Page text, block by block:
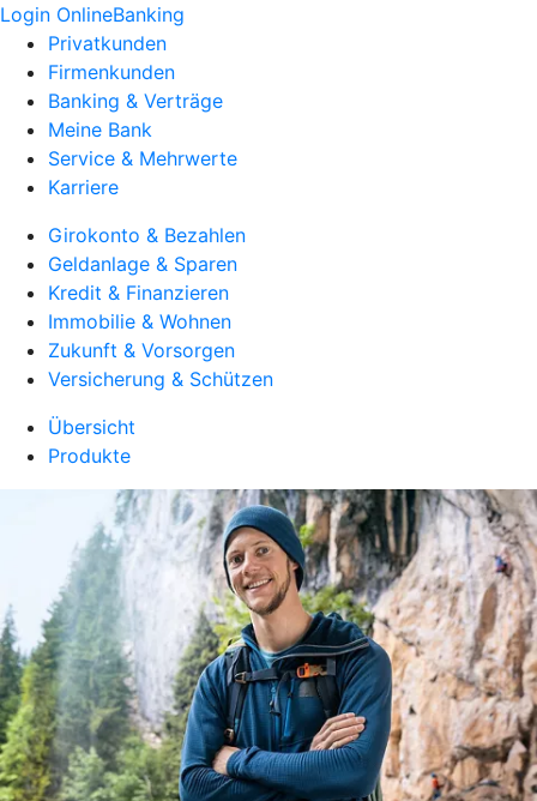
Login OnlineBanking
Privatkunden
Firmenkunden
Banking & Verträge
Meine Bank
Service & Mehrwerte
Karriere
Girokonto & Bezahlen
Geldanlage & Sparen
Kredit & Finanzieren
Immobilie & Wohnen
Zukunft & Vorsorgen
Versicherung & Schützen
Übersicht
Produkte